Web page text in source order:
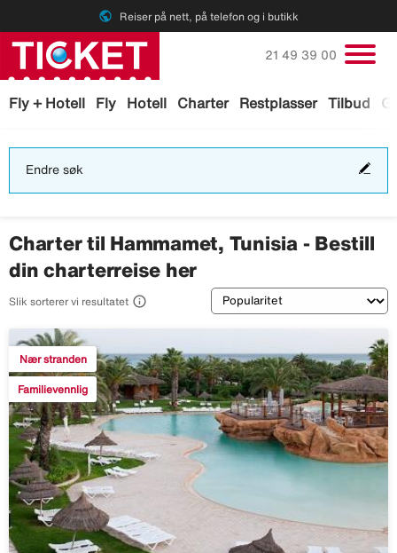
public Reiser på nett, på telefon og i butikk
Fly + Hotell Fly Hotell Charter Restplasser Tilbud
Ring oss på
21 49 39 00
Endre søk
Charter til Hammamet, Tunisia - Bestill
din charterreise her
Slik sorterer vi resultatet  Sortering
Nær stranden
Familievennlig